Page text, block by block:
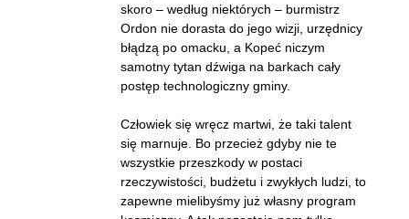
skoro – według niektórych – burmistrz
Ordon nie dorasta do jego wizji, urzędnicy
błądzą po omacku, a Kopeć niczym
samotny tytan dźwiga na barkach cały
postęp technologiczny gminy.
Człowiek się wręcz martwi, że taki talent
się marnuje. Bo przecież gdyby nie te
wszystkie przeszkody w postaci
rzeczywistości, budżetu i zwykłych ludzi, to
zapewne mielibyśmy już własny program